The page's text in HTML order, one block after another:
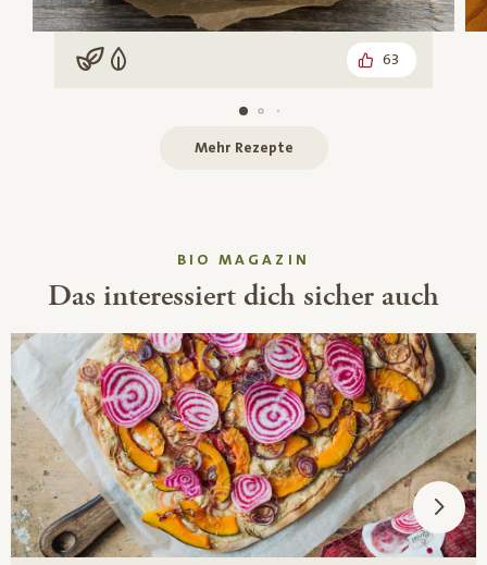
Vegan
Vegetarisch 63
Mehr Rezepte
BIO MAGAZIN
Das interessiert dich sicher auch